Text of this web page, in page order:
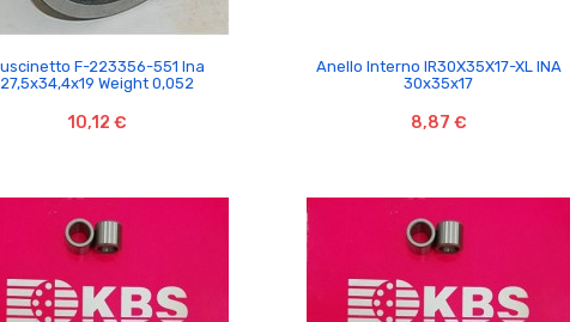

F-223356-551 Ina
27,5x34,4x19 Weight 0,052
10,12 €

Anello Interno IR30X35X17-XL INA
30x35x17
8,87 €